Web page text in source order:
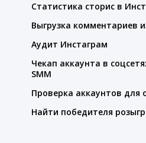
Статистика сторис в
Выгрузка комментариев
Аудит Инстаграм
Чекап аккаунта в
SMM
Проверка аккаунтов для
Найти победителя